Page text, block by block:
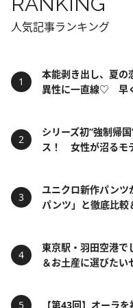
人気記事ランキング
本能剥き出し、夏
異性に一直線♡ 早
シリーズ初“強制帰
ス！ 女性が沼るモ
ユニクロ新作パン
パンツ」と徹底比較
東京駅・羽田空港
＆お土産に選びたい
【第43回】オーラ